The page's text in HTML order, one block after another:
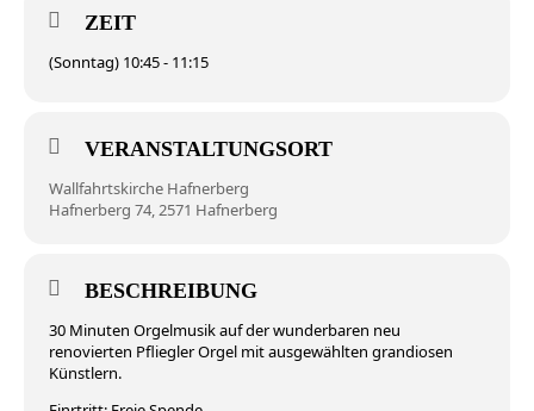
ZEIT
(Sonntag) 10:45 - 11:15
VERANSTALTUNGSORT
Wallfahrtskirche Hafnerberg
Hafnerberg 74, 2571 Hafnerberg
BESCHREIBUNG
30 Minuten Orgelmusik auf der wunderbaren neu
renovierten Pfliegler Orgel mit ausgewählten grandiosen
Künstlern.